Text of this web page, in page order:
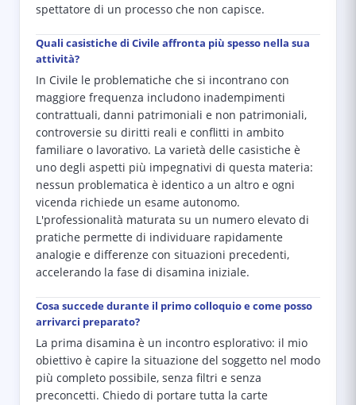
spettatore di un processo che non capisce.
Quali casistiche di Civile affronta più spesso nella sua
attività?
In Civile le problematiche che si incontrano con
maggiore frequenza includono inadempimenti
contrattuali, danni patrimoniali e non patrimoniali,
controversie su diritti reali e conflitti in ambito
familiare o lavorativo. La varietà delle casistiche è
uno degli aspetti più impegnativi di questa materia:
nessun problematica è identico a un altro e ogni
vicenda richiede un esame autonomo.
L'professionalità maturata su un numero elevato di
pratiche permette di individuare rapidamente
analogie e differenze con situazioni precedenti,
accelerando la fase di disamina iniziale.
Cosa succede durante il primo colloquio e come posso
arrivarci preparato?
La prima disamina è un incontro esplorativo: il mio
obiettivo è capire la situazione del soggetto nel modo
più completo possibile, senza filtri e senza
preconcetti. Chiedo di portare tutta la carte